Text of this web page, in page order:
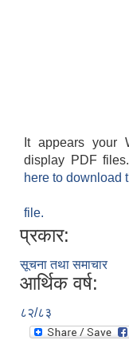
It appears your
display PDF files.
here to download
file.
प्रकार:
सूचना तथा समाचार
आर्थिक वर्ष:
८२/८३